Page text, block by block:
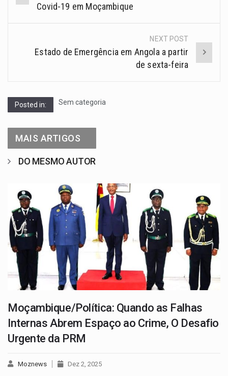
Covid-19 em Moçambique
NEXT POST
Estado de Emergência em Angola a partir
de sexta-feira
Posted in: Sem categoria
MAIS ARTIGOS
DO MESMO AUTOR
Moçambique/Política: Quando as Falhas
Internas Abrem Espaço ao Crime, O Desafio
Urgente da PRM
Moznews Dez 2, 2025